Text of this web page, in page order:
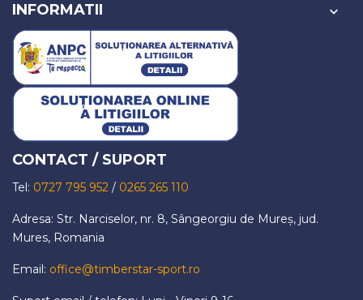
INFORMATII 
CONTACT / SUPORT
Tel: 0727 795 952 / 0265 265 110
Adresa: Str. Narciselor, nr. 8, Sângeorgiu de Mureș, jud.
Mures, Romania
Email: office@timberstar-sport.ro